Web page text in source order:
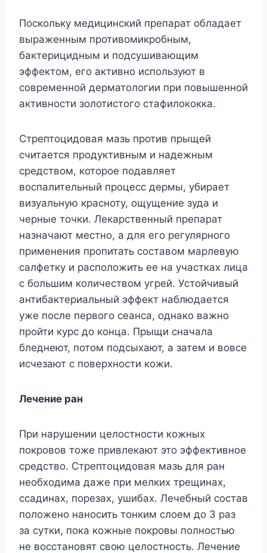
Поскольку медицинский препарат обладает
выраженным противомикробным,
бактерицидным и подсушивающим
эффектом, его активно используют в
современной дерматологии при повышенной
активности золотистого стафилококка.
Стрептоцидовая мазь против прыщей
считается продуктивным и надежным
средством, которое подавляет
воспалительный процесс дермы, убирает
визуальную красноту, ощущение зуда и
черные точки. Лекарственный препарат
назначают местно, а для его регулярного
применения пропитать составом марлевую
салфетку и расположить ее на участках лица
с большим количеством угрей. Устойчивый
антибактериальный эффект наблюдается
уже после первого сеанса, однако важно
пройти курс до конца. Прыщи сначала
бледнеют, потом подсыхают, а затем и вовсе
исчезают с поверхности кожи.
Лечение ран
При нарушении целостности кожных
покровов тоже привлекают это эффективное
средство. Стрептоцидовая мазь для ран
необходима даже при мелких трещинах,
ссадинах, порезах, ушибах. Лечебный состав
положено наносить тонким слоем до 3 раз
за сутки, пока кожные покровы полностью
не восстановят свою целостность. Лечение